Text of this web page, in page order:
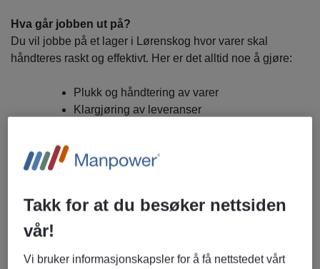
Hva går jobben ut på?
Du vil jobbe på et lager i Lørenskog hvor varer skal
håndteres raskt og effektivt. Her er det alltid noe å gjøre:
Plukk og håndtering av varer
Klargjøring av leveranser
Truckkjøring
Dette er en jobb hvor du er i konstant bevegelse – og hvor
du virkelig får brukt kroppen.
Hva slags dag kan du forvente?
Takk for at du besøker nettsiden
vår!
Vi bruker informasjonskapsler for å få nettstedet vårt